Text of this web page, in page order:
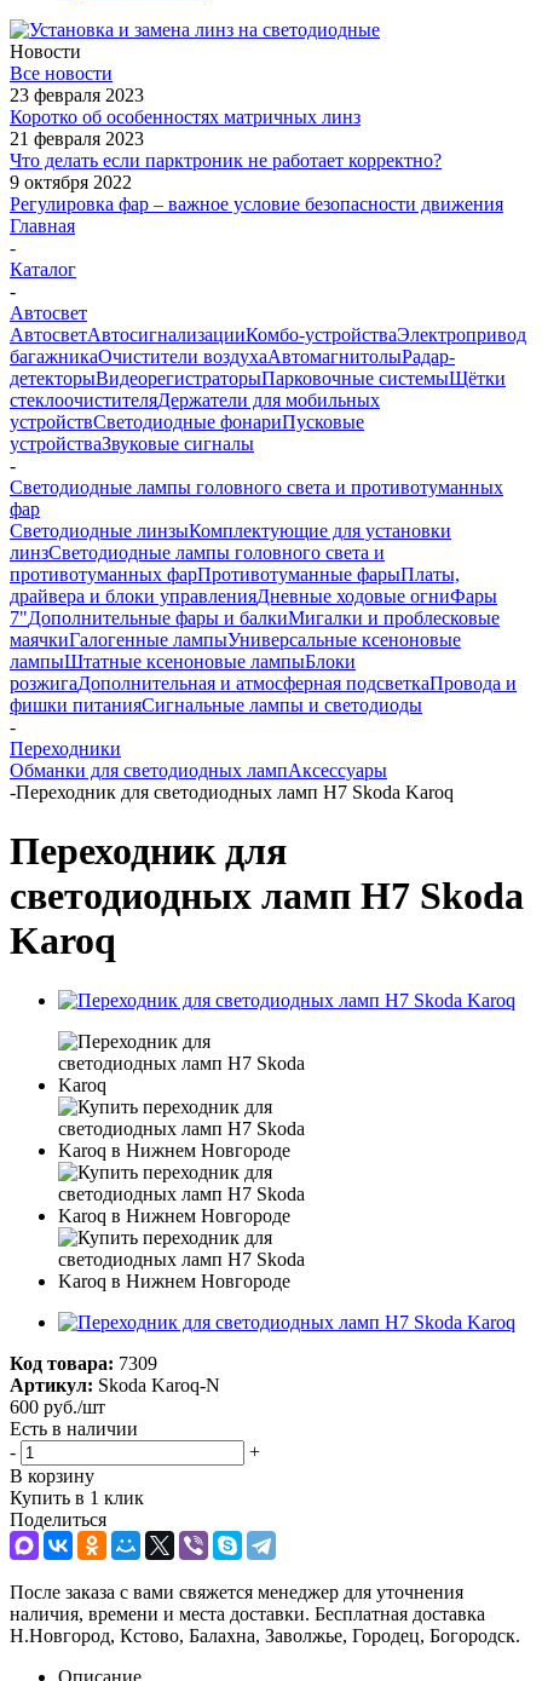
Новости
Все новости
23 февраля 2023
Коротко об особенностях матричных линз
21 февраля 2023
Что делать если парктроник не работает корректно?
9 октября 2022
Регулировка фар – важное условие безопасности движения
Главная
-
Каталог
-
Автосвет
АвтосветАвтосигнализацииКомбо-устройстваЭлектропривод
багажникаОчистители воздухаАвтомагнитолыРадар-
детекторыВидеорегистраторыПарковочные системыЩётки
стеклоочистителяДержатели для мобильных
устройствСветодиодные фонариПусковые
устройстваЗвуковые сигналы
-
Светодиодные лампы головного света и противотуманных
фар
Светодиодные линзыКомплектующие для установки
линзСветодиодные лампы головного света и
противотуманных фарПротивотуманные фарыПлаты,
драйвера и блоки управленияДневные ходовые огниФары
7"Дополнительные фары и балкиМигалки и проблесковые
маячкиГалогенные лампыУниверсальные ксеноновые
лампыШтатные ксеноновые лампыБлоки
розжигаДополнительная и атмосферная подсветкаПровода и
фишки питанияCигнальные лампы и светодиоды
-
Переходники
Обманки для светодиодных лампАксессуары
-Переходник для светодиодных ламп H7 Skoda Karoq
Переходник для
светодиодных ламп H7 Skoda
Karoq
Код товара: 7309
Артикул: Skoda Karoq-N
600 руб./шт
Есть в наличии
-
+
В корзину
Купить в 1 клик
Поделиться
После заказа с вами свяжется менеджер для уточнения
наличия, времени и места доставки. Бесплатная доставка
Н.Новгород, Кстово, Балахна, Заволжье, Городец, Богородск.
Описание